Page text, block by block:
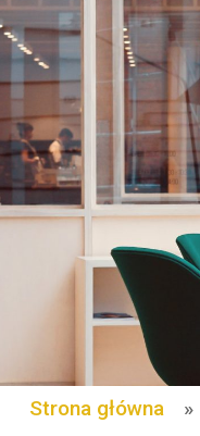
Strona główna »